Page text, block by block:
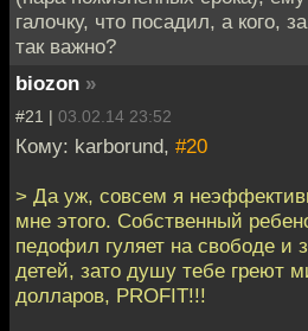
галочку, что посадил, а кого,
так важно?
biozon »
#21 | 03.02.14 23:52
Кому: karborund, #20
> Да уж, совсем я
мне этого. Собственный
педофил гуляет на свободе и
детей, зато душу тебе греют
долларов, PROFIT!!!